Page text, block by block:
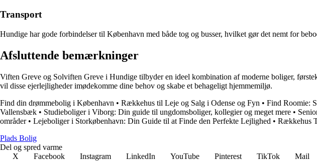
Transport
Hundige har gode forbindelser til København med både tog og busser, hvilket gør det nemt for
Afsluttende bemærkninger
Viften Greve og Solviften Greve i Hundige tilbyder en ideel kombination af moderne boliger,
vil disse ejerlejligheder imødekomme dine behov og skabe et behageligt hjemmemiljø.
Find din drømmebolig i København • Rækkehus til Leje og Salg i Odense og Fyn • Find Roomie:
Vallensbæk • Studieboliger i Viborg: Din guide til ungdomsboliger, kollegier og meget mere •
områder• Lejeboliger i Storkøbenhavn: Din Guide til at Finde den Perfekte Lejlighed • Rækkehus
Plads Bolig
Del og spred varme
X
Facebook Instagram LinkedIn YouTube Pinterest TikTok Mail